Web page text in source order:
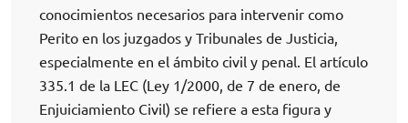
conocimientos necesarios para intervenir como
Perito en los juzgados y Tribunales de Justicia,
especialmente en el ámbito civil y penal. El artículo
335.1 de la LEC (Ley 1/2000, de 7 de enero, de
Enjuiciamiento Civil) se refiere a esta figura y